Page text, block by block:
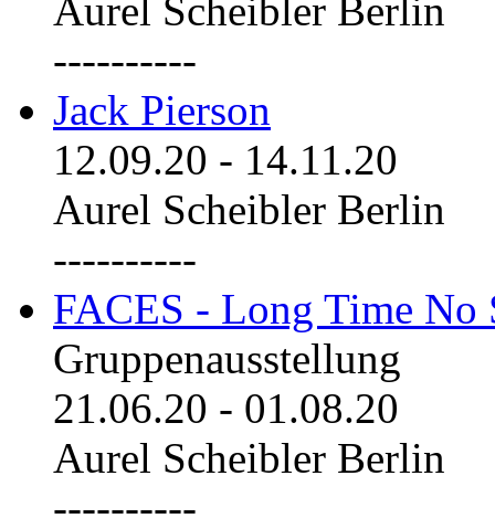
Aurel Scheibler Berlin
----------
Jack Pierson
12.09.20 - 14.11.20
Aurel Scheibler Berlin
----------
FACES - Long Time No
Gruppenausstellung
21.06.20 - 01.08.20
Aurel Scheibler Berlin
----------